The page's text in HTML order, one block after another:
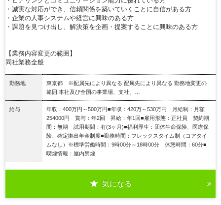
・誠実な対応ができ、信頼関係を築いていくことに自信がある方
・企業の人事システムや経営に興味のある方
・課題を見つけ出し、解決策を企画・提案することに興味のある方
【業務内容変更の範囲】
同社業務全般
勤務地
東京都 ※配属先により異なる 配属先により異なる 勤務地変更の
範囲:本社及び全国の事業場、支社、…
給与
年収：400万円～500万円■年収：420万～530万円 月給制：月額
254000円 賞与：年2回 昇給：年1回■雇用形態：正社員 契約期
間：無期 試用期間：有(3ヶ月)■福利厚生：団体生命保険、医療保
険、確定拠出年金制度■勤務時間：フレックスタイム制（コアタイ
ムなし）※標準労働時間：9時00分～18時00分 休憩時間：60分■
喫煙情報：屋内禁煙
気になる